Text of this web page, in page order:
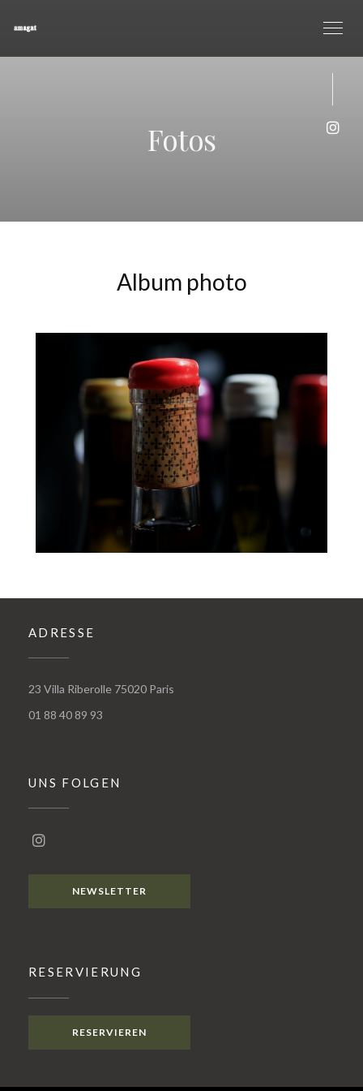
Fotos
Album photo
ADRESSE
23 Villa Riberolle 75020 Paris
01 88 40 89 93
UNS FOLGEN
NEWSLETTER
RESERVIERUNG
RESERVIEREN